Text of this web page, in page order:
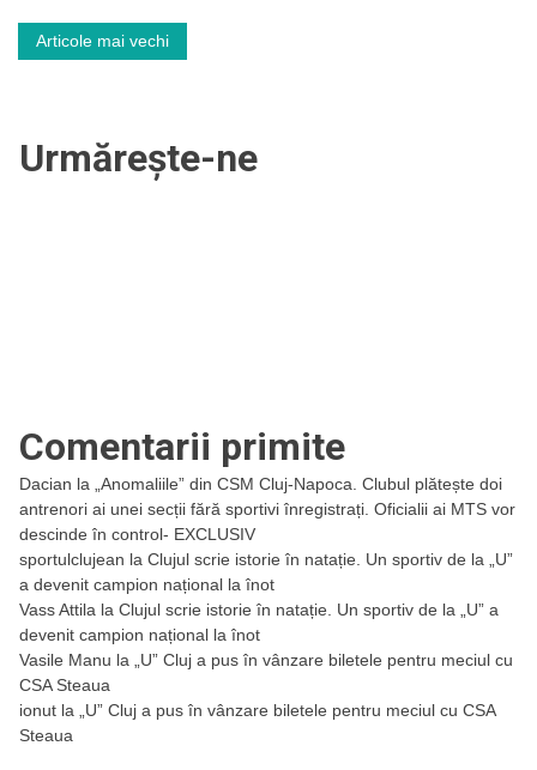
Navigare
articole
Articole mai vechi
Urmărește-ne
Comentarii primite
Dacian la
„Anomaliile” din CSM Cluj-Napoca. Clubul plătește doi
antrenori ai unei secții fără sportivi înregistrați. Oficialii ai MTS vor
descinde în control- EXCLUSIV
sportulclujean la Clujul scrie istorie în natație. Un sportiv de la „U”
a devenit campion național la înot
Vass Attila la Clujul scrie istorie în natație. Un sportiv de la „U” a
devenit campion național la înot
Vasile Manu la
„U” Cluj a pus în vânzare biletele pentru meciul cu
CSA Steaua
ionut la
„U” Cluj a pus în vânzare biletele pentru meciul cu CSA
Steaua